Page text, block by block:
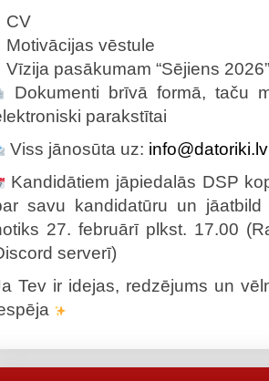
CV
Motivācijas vēstule
Vīzija pasākumam “Sējiens 2026”
Dokumenti brīvā formā, taču
parakstītai
Viss jānosūta uz: info@datoriki.lv
Kandidātiem jāpiedalās DSP
savu kandidatūru un
27. februārī plkst. 17.00
serverī)
Tev ir idejas, redzējums un